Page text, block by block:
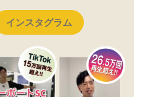
インスタグラム